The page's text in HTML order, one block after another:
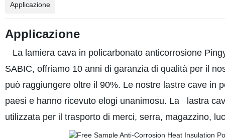
Applicazione
Applicazione
La lamiera cava in policarbonato anticorrosione
SABIC, offriamo 10 anni di garanzia di qualità per il
può raggiungere oltre il 90%. Le nostre lastre cave in
paesi e hanno ricevuto elogi unanimosu. La lastra
utilizzata per il trasporto di merci, serra, magazzino,